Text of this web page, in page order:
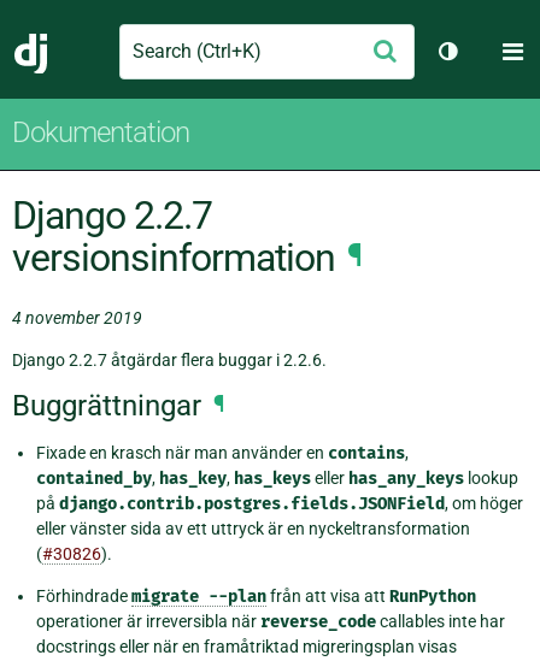
Django
Search Skicka
Växla
Dokumentation
Django 2.2.7
versionsinformation ¶
4 november 2019
Django 2.2.7 åtgärdar flera buggar i 2.2.6.
Buggrättningar ¶
Fixade en krasch när man använder en contains,
contained_by, has_key, has_keyseller has_any_keys lookup
på django.contrib.postgres.fields.JSONField, om höger
eller vänster sida av ett uttryck är en nyckeltransformation
(#30826).
Förhindrademigrate --planfrån att visa att RunPython
operationer är irreversibla när reverse_codecallables inte har
docstrings eller när en framåtriktad migreringsplan visas